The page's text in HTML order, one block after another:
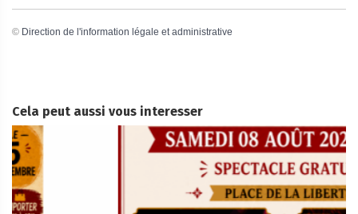
© Direction de l'information légale et administrative
Cela peut aussi vous interesser